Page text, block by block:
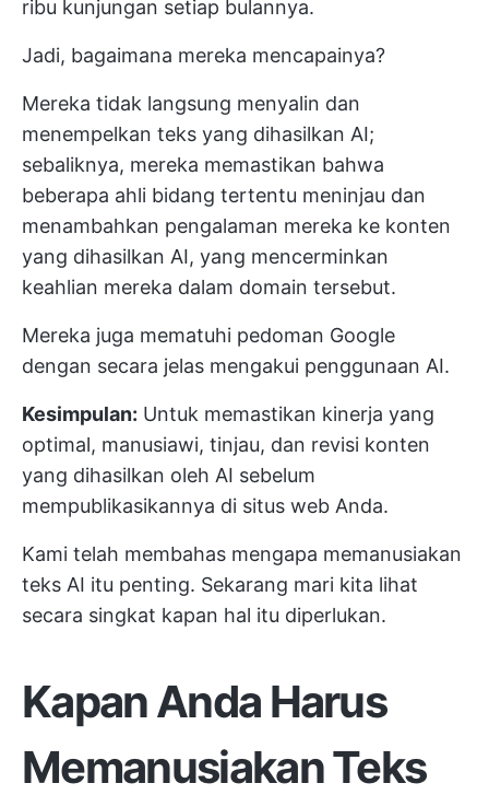
ribu kunjungan setiap bulannya.
Jadi, bagaimana mereka mencapainya?
Mereka tidak langsung menyalin dan
menempelkan teks yang dihasilkan AI;
sebaliknya, mereka memastikan bahwa
beberapa ahli bidang tertentu meninjau dan
menambahkan pengalaman mereka ke konten
yang dihasilkan AI, yang mencerminkan
keahlian mereka dalam domain tersebut.
Mereka juga mematuhi pedoman Google
dengan secara jelas mengakui penggunaan AI.
Kesimpulan: Untuk memastikan kinerja yang
optimal, manusiawi, tinjau, dan revisi konten
yang dihasilkan oleh AI sebelum
mempublikasikannya di situs web Anda.
Kami telah membahas mengapa memanusiakan
teks AI itu penting. Sekarang mari kita lihat
secara singkat kapan hal itu diperlukan.
Kapan Anda Harus
Memanusiakan Teks